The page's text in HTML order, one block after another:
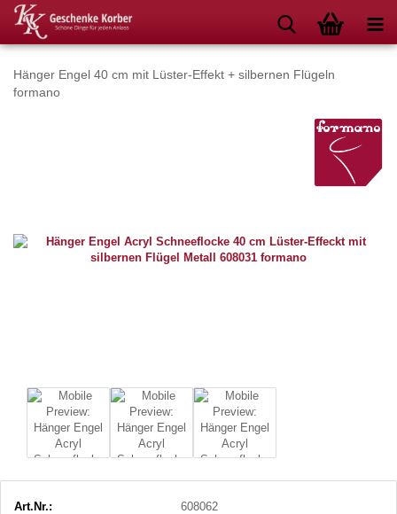
Hänger Engel 40 cm mit Lüster-Effekt + silbernen Flügeln
formano
Art.Nr.:
608062